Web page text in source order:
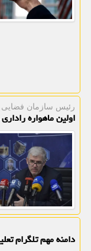
رئیس سازمان فضایی
اولین ماهواره
دامنه مهم تلگرام